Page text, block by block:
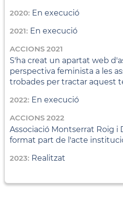
2020: En execució
2021: En execució
ACCIONS 2021
S'ha creat un apartat web
perspectiva feminista a les
trobades per tractar aquest
2022: En execució
ACCIONS 2022
Associació Montserrat Roig i
format part de l'acte
2023: Realitzat